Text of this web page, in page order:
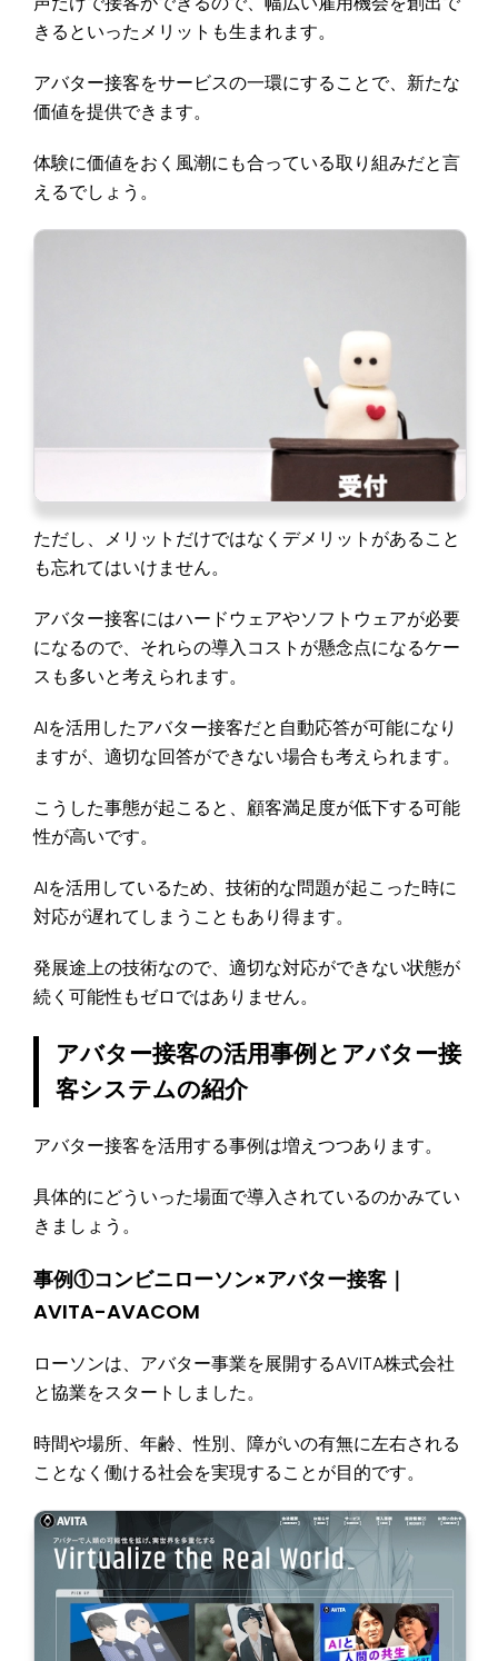
きるといったメリットも生まれます。
アバター接客をサービスの一環にすることで、新たな
価値を提供できます。
体験に価値をおく風潮にも合っている取り組みだと言
えるでしょう。
ただし、メリットだけではなくデメリットがあること
も忘れてはいけません。
アバター接客にはハードウェアやソフトウェアが必要
になるので、それらの導入コストが懸念点になるケー
スも多いと考えられます。
AIを活用したアバター接客だと自動応答が可能になり
ますが、適切な回答ができない場合も考えられます。
こうした事態が起こると、顧客満足度が低下する可能
性が高いです。
AIを活用しているため、技術的な問題が起こった時に
対応が遅れてしまうこともあり得ます。
発展途上の技術なので、適切な対応ができない状態が
続く可能性もゼロではありません。
アバター接客の活用事例とアバター接
客システムの紹介
アバター接客を活用する事例は増えつつあります。
具体的にどういった場面で導入されているのかみてい
きましょう。
事例①コンビニローソン×アバター接客｜
AVITA-AVACOM
ローソンは、アバター事業を展開するAVITA株式会社
と協業をスタートしました。
時間や場所、年齢、性別、障がいの有無に左右される
ことなく働ける社会を実現することが目的です。